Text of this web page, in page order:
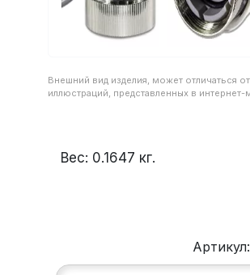
Внешний вид изделия, может отличаться от
иллюстраций, представленных в интернет-
Вес: 0.1647 кг.